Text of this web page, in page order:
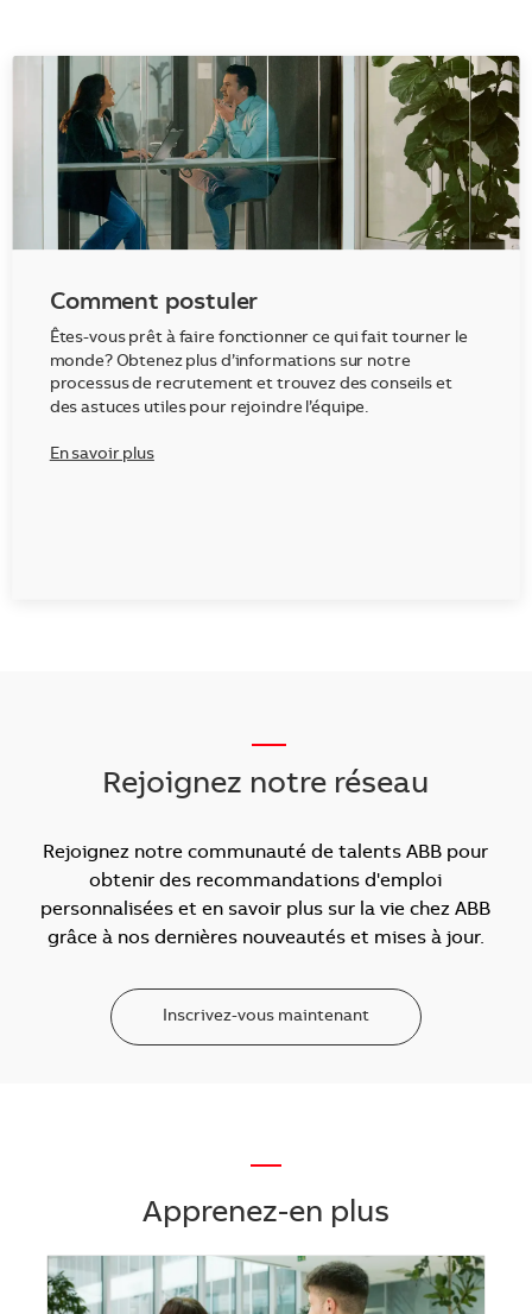
Comment postuler
Êtes-vous prêt à faire fonctionner ce qui fait tourner le
monde? Obtenez plus d’informations sur notre
processus de recrutement et trouvez des conseils et
des astuces utiles pour rejoindre l’équipe.
En savoir plus
Rejoignez notre réseau
Rejoignez notre communauté de talents ABB pour
obtenir des recommandations d'emploi
personnalisées et en savoir plus sur la vie chez ABB
grâce à nos dernières nouveautés et mises à jour.
Inscrivez-vous maintenant
—
Apprenez-en plus